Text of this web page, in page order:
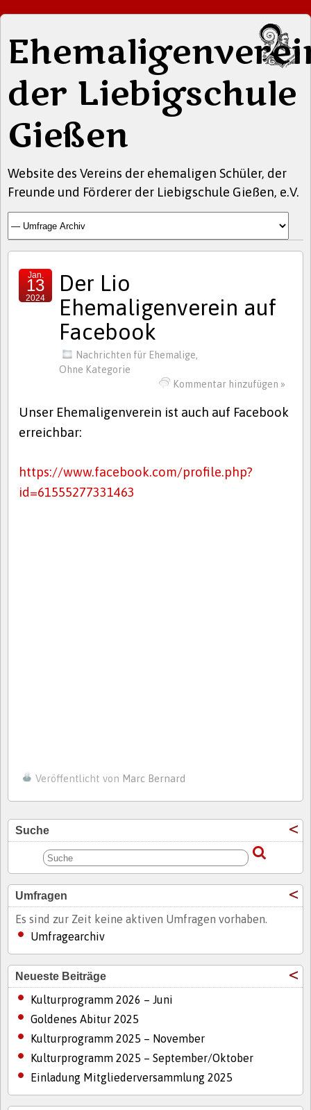
der Liebigschule
Gießen
Website des Vereins der ehemaligen Schüler, der
Freunde und Förderer der Liebigschule Gießen, e.V.
Der Lio
Ehemaligenverein auf
Facebook
Nachrichten für Ehemalige,
Ohne Kategorie
Kommentar hinzufügen »
Jan.
13
2024
Unser Ehemaligenverein ist auch auf Facebook
erreichbar:
https://www.facebook.com/profile.php?
id=61555277331463
Veröffentlicht von Marc Bernard
Suche
Umfragen
Es sind zur Zeit keine aktiven Umfragen vorhaben.
Umfragearchiv
Neueste Beiträge
Kulturprogramm 2026 – Juni
Goldenes Abitur 2025
Kulturprogramm 2025 – November
Kulturprogramm 2025 – September/Oktober
Einladung Mitgliederversammlung 2025